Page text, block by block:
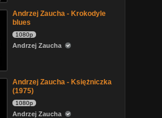
Andrzej Zaucha - Krokodyle
blues
1080p
Andrzej Zaucha
Andrzej Zaucha - Księżniczka
(1975)
1080p
Andrzej Zaucha